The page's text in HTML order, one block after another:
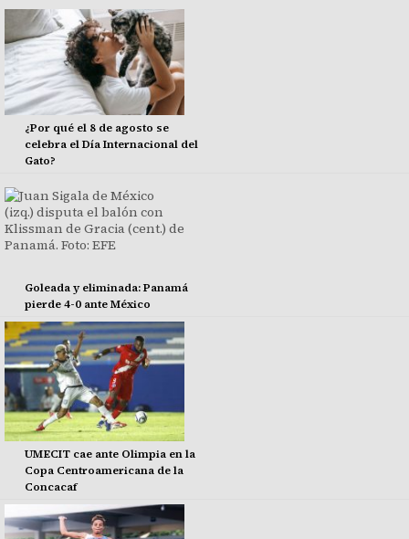
¿Por qué el 8 de agosto se
celebra el Día Internacional del
Gato?
Goleada y eliminada: Panamá
pierde 4-0 ante México
UMECIT cae ante Olimpia en la
Copa Centroamericana de la
Concacaf